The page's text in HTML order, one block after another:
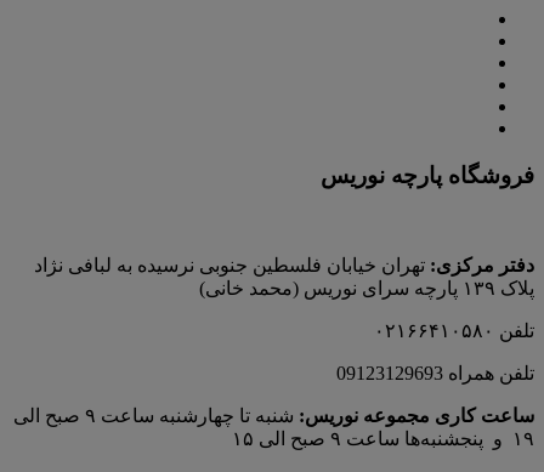
فروشگاه پارچه نوریس
دفتر مرکزی: تهران خیابان فلسطین جنوبی نرسیده به لبافی نژاد
پلاک ۱۳۹ پارچه‌ سرای نوريس (محمد خانی)
تلفن ۰۲۱۶۶۴۱۰۵۸۰
تلفن همراه 09123129693
ساعت کاری مجموعه نوریس:
شنبه تا چهارشنبه ساعت ۹ صبح الی
۱۹ و پنجشنبه‌ها ساعت ۹ صبح الی ۱۵